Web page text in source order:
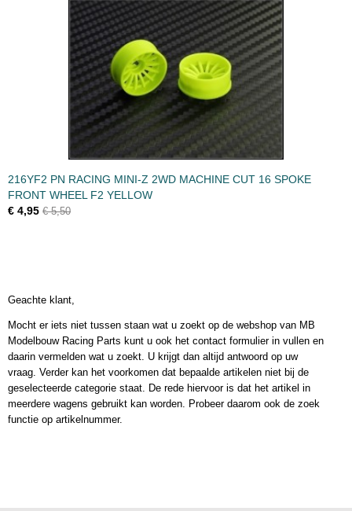
216YF2 PN RACING MINI-Z 2WD MACHINE CUT 16 SPOKE
FRONT WHEEL F2 YELLOW
€ 4,95 € 5,50
Geachte klant,
Mocht er iets niet tussen staan wat u zoekt op de webshop van MB
Modelbouw Racing Parts kunt u ook het contact formulier in vullen en
daarin vermelden wat u zoekt. U krijgt dan altijd antwoord op uw
vraag. Verder kan het voorkomen dat bepaalde artikelen niet bij de
geselecteerde categorie staat. De rede hiervoor is dat het artikel in
meerdere wagens gebruikt kan worden. Probeer daarom ook de zoek
functie op artikelnummer.